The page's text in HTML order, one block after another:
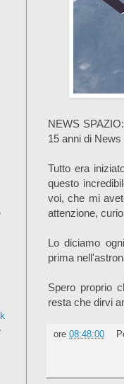
NEWS
15 anni di News
Tutto era
questo
voi, che mi
attenzione,
Lo diciamo
prima
Spero proprio
resta che dirvi
ore 08:48:00